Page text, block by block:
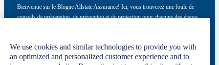
Bienvenue sur le Blogue Allstate Assurance! Ici, vous trouverez une foule de
conseils de préparation, de prévention et de protection pour chacune des étapes
Ce site a été conçu par Allstate du Canada, compagnie d’assurance, à titre
informatif seulement. Pour en savoir plus, veuillez consulter notrepolitique de
et nos conditions d’utilisation
We use cookies and similar technologies to provide you with
an optimized and personalized customer experience and to